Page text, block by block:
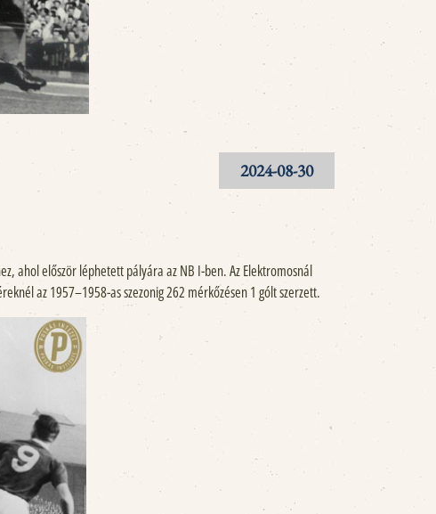
2024-08-30
ahol először léphetett pályára az NB I-ben. Az Elektromosnál
az 1957–1958-as szezonig 262 mérkőzésen 1 gólt szerzett.